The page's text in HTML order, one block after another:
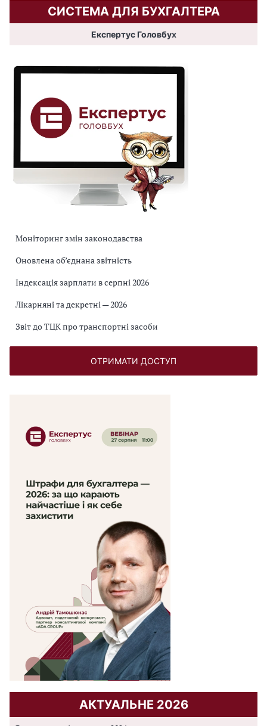
СИСТЕМА ДЛЯ БУХГАЛТЕРА
Експертус Головбух
Моніторинг змін законодавства
Оновлена об’єднана звітність
Індексація зарплати в серпні 2026
Лікарняні та декретні — 2026
Звіт до ТЦК про транспортні засоби
ОТРИМАТИ ДОСТУП
АКТУАЛЬНЕ 2026